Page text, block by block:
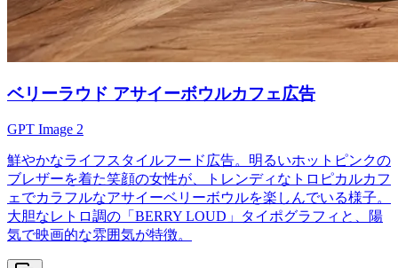
ベリーラウド アサイーボウルカフェ広告
GPT Image 2
鮮やかなライフスタイルフード広告。明るいホットピンクの
ブレザーを着た笑顔の女性が、トレンディなトロピカルカフ
ェでカラフルなアサイーベリーボウルを楽しんでいる様子。
大胆なレトロ調の「BERRY LOUD」タイポグラフィと、陽
気で映画的な雰囲気が特徴。